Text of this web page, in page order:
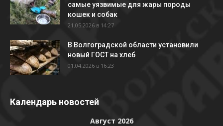
самые уязвимые для жары породы
кошек и собак
21.05.2026 в 14:27
В Волгоградской области установили
новый ГОСТ на хлеб
01.04.2026 в 16:23
Календарь новостей
Август 2026